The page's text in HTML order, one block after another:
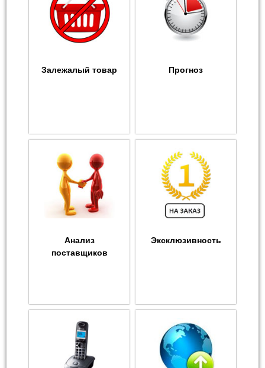
Залежалый товар Прогноз
Анализ
поставщиков
Эксклюзивность